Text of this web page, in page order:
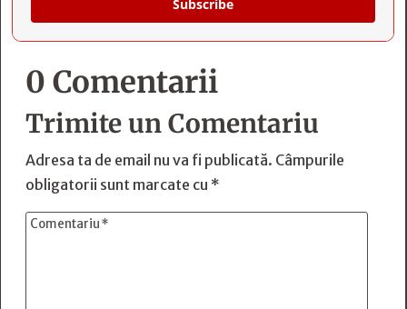
Subscribe
0 Comentarii
Trimite un Comentariu
Adresa ta de email nu va fi publicată. Câmpurile
obligatorii sunt marcate cu *